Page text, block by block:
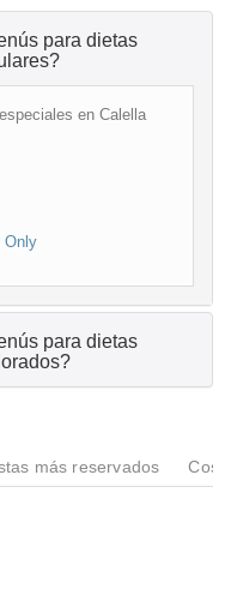
en Calella
Only
más reservados